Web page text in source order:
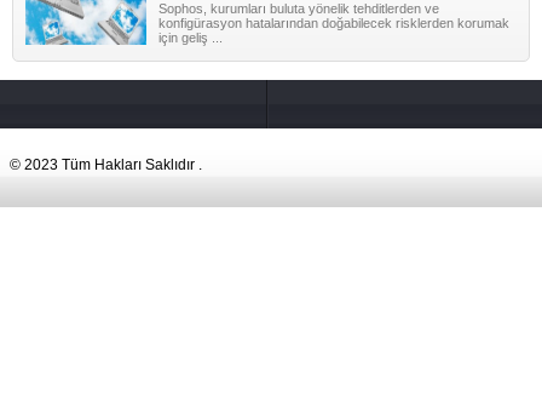
Sophos, kurumları buluta yönelik tehditlerden ve
konfigürasyon hatalarından doğabilecek risklerden korumak
için geliş ...
© 2023 Tüm Hakları Saklıdır .